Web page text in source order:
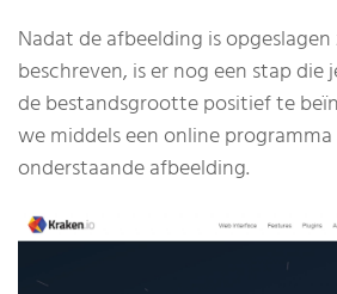
Nadat de afbeelding is opgeslagen
beschreven, is er nog een stap
de bestandsgrootte positief te
we middels een online programma
onderstaande afbeelding.